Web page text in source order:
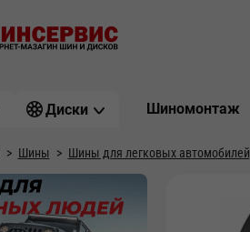
Диски Шиномонтаж
Шины Шины для легковых автомобилей